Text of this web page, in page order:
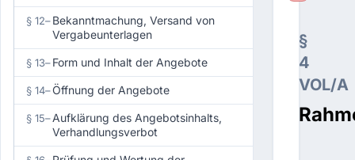
§ 12–Bekanntmachung, Versand von
Vergabeunterlagen
§ 13–Form und Inhalt der Angebote
§ 14–Öffnung der Angebote
§ 15–Aufklärung des Angebotsinhalts,
Verhandlungsverbot
§
4
VOL/A